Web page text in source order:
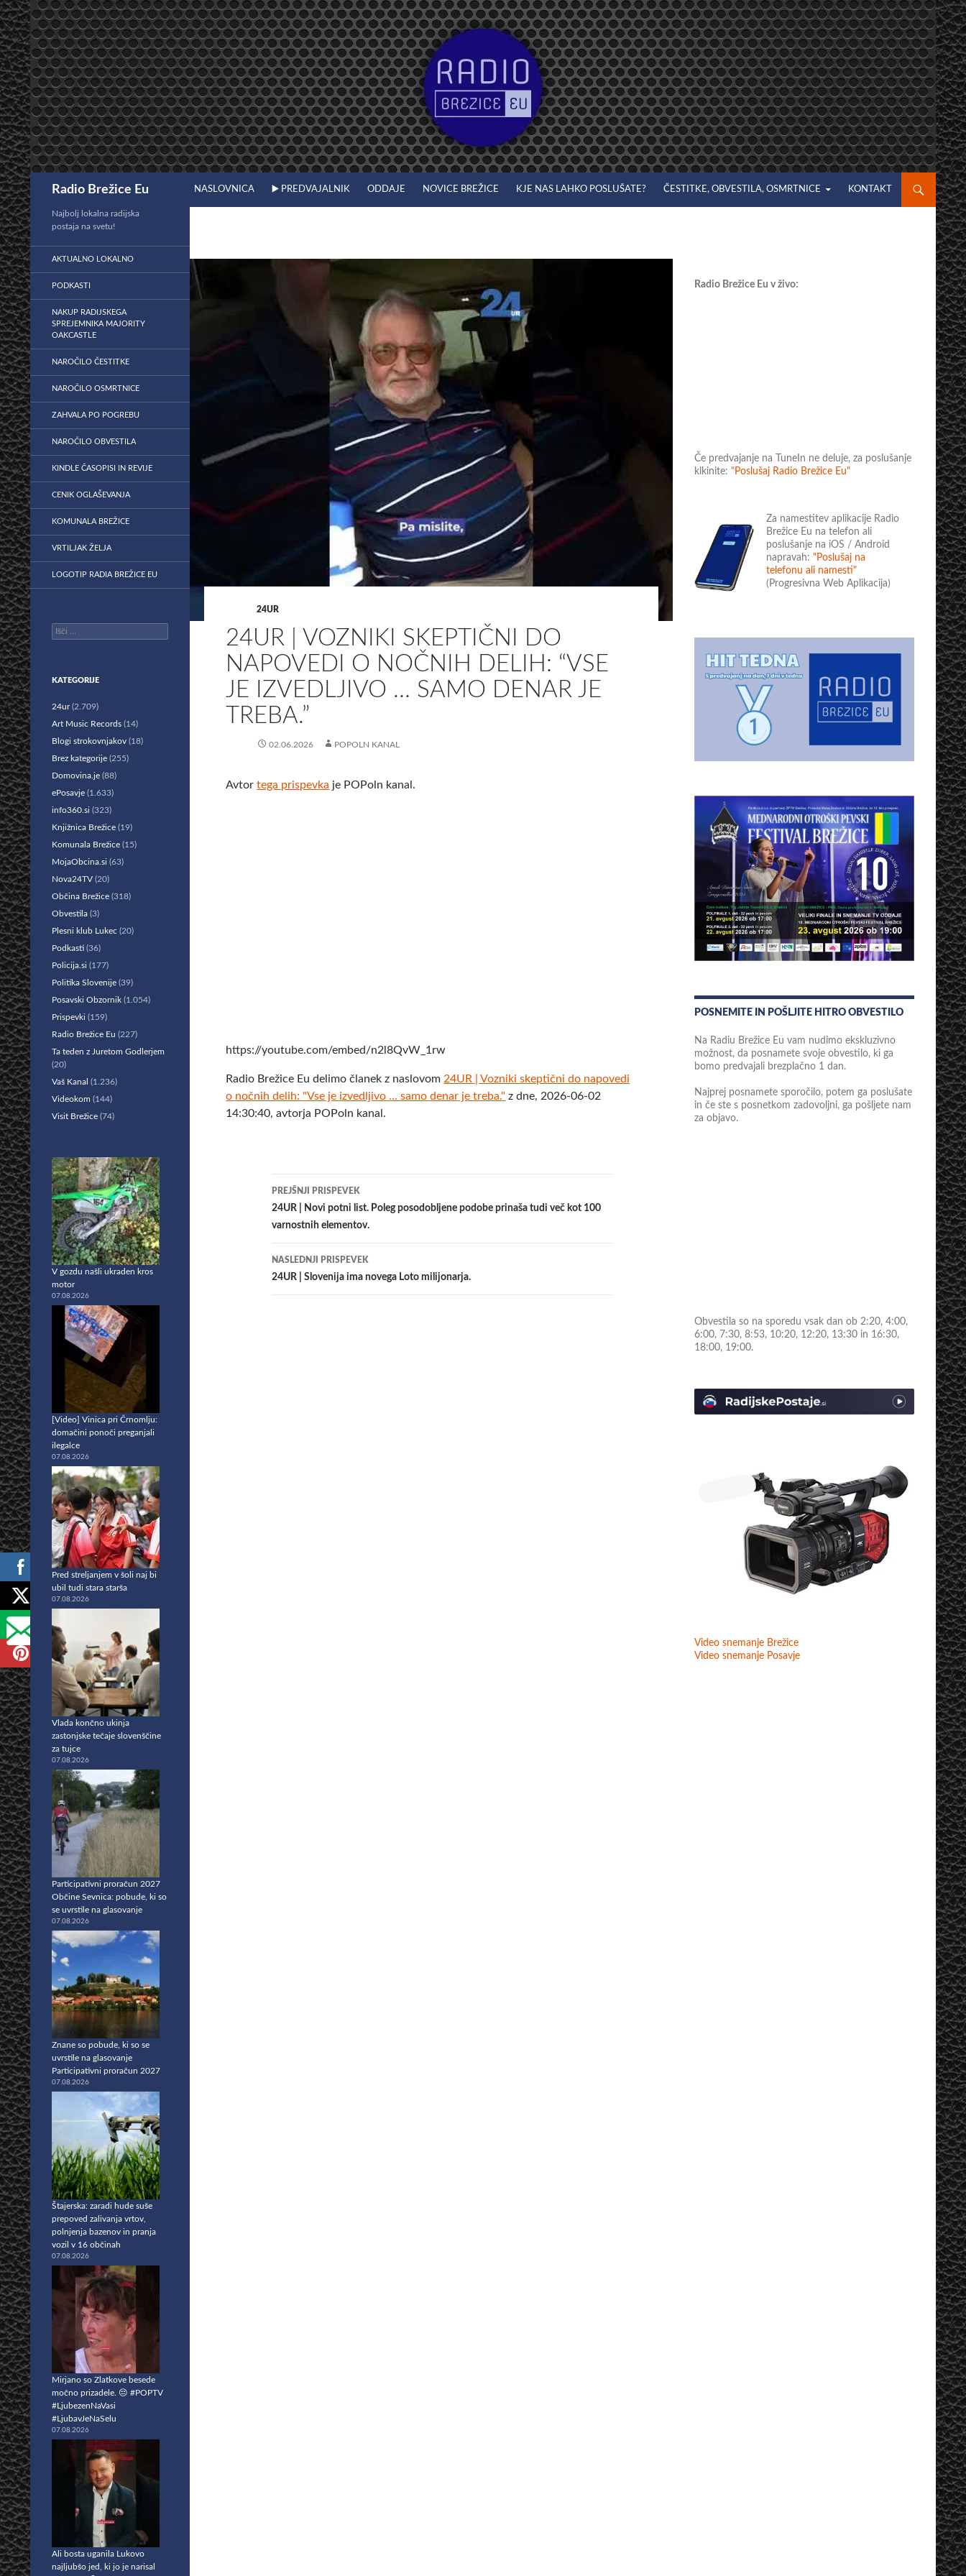
Preskoči
na
vsebino
Radio Brežice Eu NASLOVNICA ▶️ PREDVAJALNIK ODDAJE NOVICE BREŽICE KJE NAS LAHKO POSLUŠATE? ČESTITKE, OBVESTILA, OSMRTNICE KONTAKT
24UR
24UR | VOZNIKI SKEPTIČNI DO
NAPOVEDI O NOČNIH DELIH: “VSE
JE IZVEDLJIVO … SAMO DENAR JE
TREBA.”
02.06.2026 POPOLN KANAL
Avtortega prispevka je POPoln kanal.
https://youtube.com/embed/n2l8QvW_1rw
Radio Brežice Eu delimo članek z naslovom24UR | Vozniki skeptični do napovedi
o nočnih delih: "Vse je izvedljivo … samo denar je treba." z dne, 2026-06-02
14:30:40, avtorja POPoln kanal.
Krmarjenje
po
PREJŠNJI PRISPEVEK
24UR | Novi potni list. Poleg posodobljene podobe prinaša tudi več kot 100
varnostnih elementov.
NASLEDNJI PRISPEVEK
24UR | Slovenija ima novega Loto milijonarja.
Radio Brežice Eu v živo:
Če predvajanje na TuneIn ne deluje, za poslušanje
klkinite: "Poslušaj Radio Brežice Eu"
Za namestitev aplikacije Radio
Brežice Eu na telefon ali
poslušanje na iOS / Android
napravah: "Poslušaj na
telefonu ali namesti"
(Progresivna Web Aplikacija)
POSNEMITE IN POŠLJITE HITRO OBVESTILO
Na Radiu Brežice Eu vam nudimo ekskluzivno
možnost, da posnamete svoje obvestilo, ki ga
bomo predvajali brezplačno 1 dan.
Najprej posnamete sporočilo, potem ga poslušate
in če ste s posnetkom zadovoljni, ga pošljete nam
za objavo.
Obvestila so na sporedu vsak dan ob 2:20, 4:00,
6:00, 7:30, 8:53, 10:20, 12:20, 13:30 in 16:30,
18:00, 19:00.
Video snemanje Brežice
Video snemanje Posavje
Najbolj lokalna radijska
postaja na svetu!
AKTUALNO LOKALNO
PODKASTI
NAKUP RADIJSKEGA
SPREJEMNIKA MAJORITY
OAKCASTLE
NAROČILO ČESTITKE
NAROČILO OSMRTNICE
ZAHVALA PO POGREBU
NAROČILO OBVESTILA
KINDLE ČASOPISI IN REVIJE
CENIK OGLAŠEVANJA
KOMUNALA BREŽICE
VRTILJAK ŽELJA
LOGOTIP RADIA BREŽICE EU
Išči:
KATEGORIJE
24ur(2.709)
Art Music Records (14)
Blogi strokovnjakov (18)
Brez kategorije (255)
Domovina.je (88)
ePosavje (1.633)
info360.si (323)
Knjižnica Brežice (19)
Komunala Brežice (15)
MojaObcina.si (63)
Nova24TV (20)
Občina Brežice (318)
Obvestila (3)
Plesni klub Lukec (20)
Podkasti (36)
Policija.si (177)
Politika Slovenije (39)
Posavski Obzornik (1.054)
Prispevki (159)
Radio Brežice Eu (227)
Ta teden z Juretom Godlerjem
(20)
Vaš Kanal (1.236)
Videokom (144)
Visit Brežice (74)
V gozdu našli ukraden kros
motor
07.08.2026
[Video] Vinica pri Črnomlju:
domačini ponoči preganjali
ilegalce
07.08.2026
Pred streljanjem v šoli naj bi
ubil tudi stara starša
07.08.2026
Vlada končno ukinja
zastonjske tečaje slovenščine
za tujce
07.08.2026
Participativni proračun 2027
Občine Sevnica: pobude, ki so
se uvrstile na glasovanje
07.08.2026
Znane so pobude, ki so se
uvrstile na glasovanje
Participativni proračun 2027
07.08.2026
Štajerska: zaradi hude suše
prepoved zalivanja vrtov,
polnjenja bazenov in pranja
vozil v 16 občinah
07.08.2026
Mirjano so Zlatkove besede
močno prizadele. 😔 #POPTV
#LjubezenNaVasi
#LjubavJeNaSelu
07.08.2026
Ali bosta uganila Lukovo
najljubšo jed, ki jo je narisal